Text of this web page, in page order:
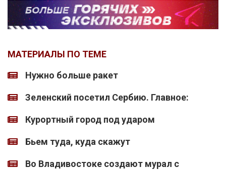
МАТЕРИАЛЫ ПО ТЕМЕ
Нужно больше ракет
Зеленский посетил Сербию. Главное:
Курортный город под ударом
Бьем туда, куда скажут
Во Владивостоке создают мурал с